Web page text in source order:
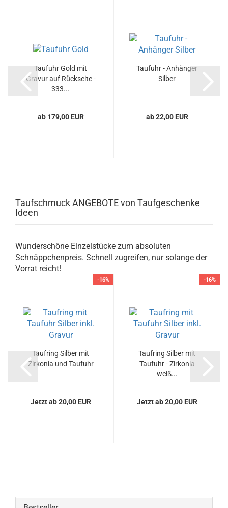
Taufuhr Gold mit
Gravur auf Rückseite -
333...
ab 179,00 EUR
Taufuhr - Anhänger
Silber
ab 22,00 EUR
Taufschmuck ANGEBOTE von Taufgeschenke
Ideen
Wunderschöne Einzelstücke zum absoluten
Schnäppchenpreis. Schnell zugreifen, nur solange der
Vorrat reicht!
-16%
Taufring Silber mit
Zirkonia und Taufuhr
Jetzt ab 20,00 EUR
-16%
Taufring Silber mit
Taufuhr - Zirkonia
weiß...
Jetzt ab 20,00 EUR